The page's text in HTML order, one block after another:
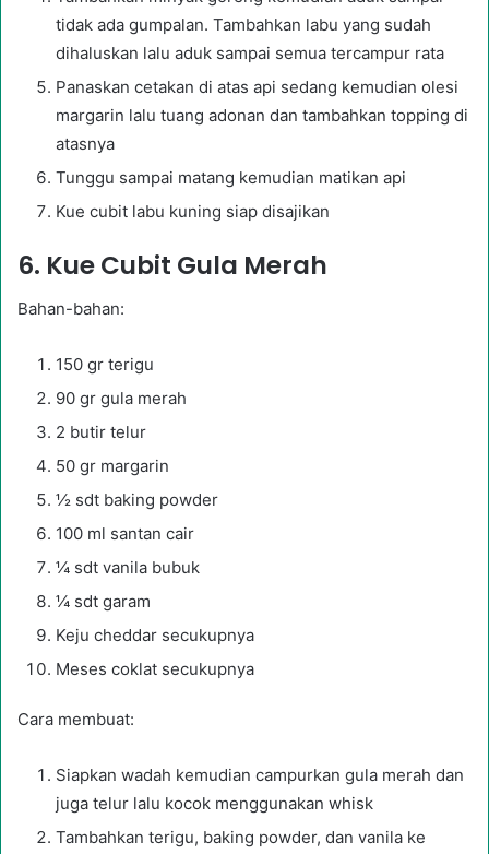
tidak ada gumpalan. Tambahkan labu yang sudah
dihaluskan lalu aduk sampai semua tercampur rata
Panaskan cetakan di atas api sedang kemudian olesi
margarin lalu tuang adonan dan tambahkan topping di
atasnya
Tunggu sampai matang kemudian matikan api
Kue cubit labu kuning siap disajikan
6. Kue Cubit Gula Merah
Bahan-bahan:
150 gr terigu
90 gr gula merah
2 butir telur
50 gr margarin
½ sdt baking powder
100 ml santan cair
¼ sdt vanila bubuk
¼ sdt garam
Keju cheddar secukupnya
Meses coklat secukupnya
Cara membuat:
Siapkan wadah kemudian campurkan gula merah dan
juga telur lalu kocok menggunakan whisk
Tambahkan terigu, baking powder, dan vanila ke